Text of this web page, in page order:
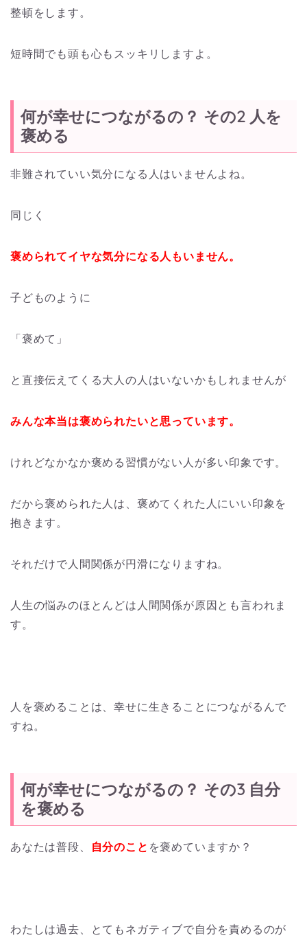
整頓をします。
短時間でも頭も心もスッキリしますよ。
何が幸せにつながるの？ その2 人を
褒める
非難されていい気分になる人はいませんよね。
同じく
褒められてイヤな気分になる人もいません。
子どものように
「褒めて」
と直接伝えてくる大人の人はいないかもしれませんが
みんな本当は褒められたいと思っています。
けれどなかなか褒める習慣がない人が多い印象です。
だから褒められた人は、褒めてくれた人にいい印象を
抱きます。
それだけで人間関係が円滑になりますね。
人生の悩みのほとんどは人間関係が原因とも言われま
す。
人を褒めることは、幸せに生きることにつながるんで
すね。
何が幸せにつながるの？ その3 自分
を褒める
あなたは普段、 自分のこと を褒めていますか？
わたしは過去、とてもネガティブで自分を責めるのが